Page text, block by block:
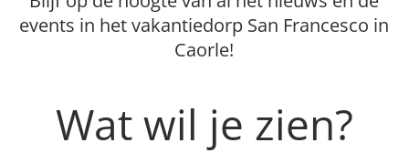
events in het vakantiedorp San Francesco in
Caorle!
Wat wil je zien?